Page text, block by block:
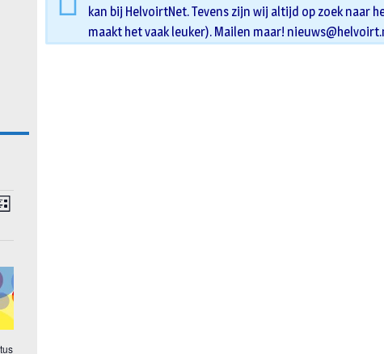
kan bij HelvoirtNet. Tevens zijn wij altijd op zoek naar
maakt het vaak leuker). Mailen maar!